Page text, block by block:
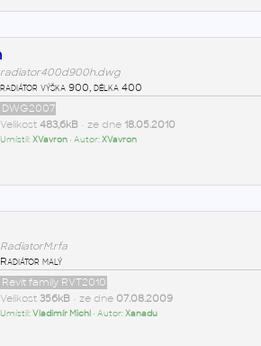
radiator400d900h.dwg
radiátor výška 900, délka 400
DWG2007
Velikost 483,6kB• ze dne 18.05.2010
Umístil:XVavron• Autor:XVavron
RadiatorM.rfa
Radiátor malý
Revit family RVT2010
Velikost 356kB• ze dne 07.08.2009
Umístil:Vladimír Michl • Autor:Xanadu